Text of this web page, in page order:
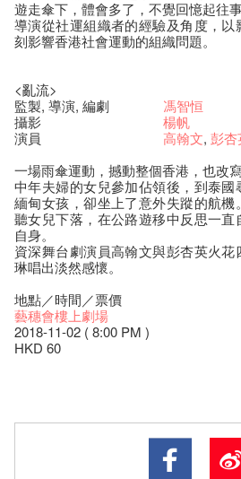
遊走傘下，體會多了，不覺回憶起往事
導演從社運組織者的經驗及角度，
刻影響香港社會運動的組織問題。
<亂流>
監製, 導演, 編劇
馮智恒
攝影
楊帆
演員
高翰文, 彭杏
一場雨傘運動，撼動整個香港，也改
中年夫婦的女兒參加佔領後，到泰
緬甸女孩，卻坐上了意外失蹤的航
聽女兒下落，在公路遊移中反思一
自身。
資深舞台劇演員高翰文與彭杏英火
琳唱出淡然感懷。
地點／時間／票價
藝穗會樓上劇場
2018-11-02 ( 8:00 PM )
HKD 60